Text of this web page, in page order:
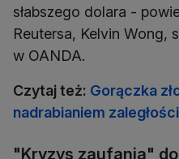
słabszego dolara -
Reutersa, Kelvin Wong,
w OANDA.
Czytaj też: Gorączka
nadrabianiem
"Kryzys zaufania"